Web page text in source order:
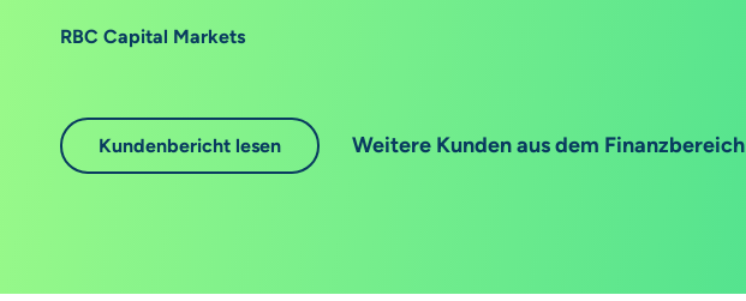
RBC Capital Markets
Kundenbericht lesen Weitere Kunden aus dem Finanzbereich